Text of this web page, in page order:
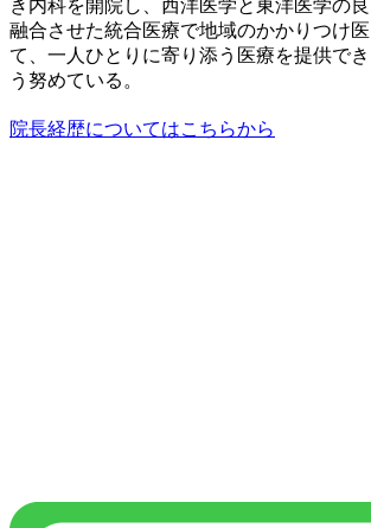
き内科を開院し、西洋医学と東洋医学の
融合させた統合医療で地域のかかりつけ
て、一人ひとりに寄り添う医療を提供でき
う努めている。
院長経歴についてはこちらから